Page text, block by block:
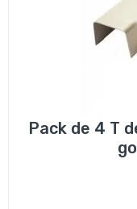
Pack de 4 T